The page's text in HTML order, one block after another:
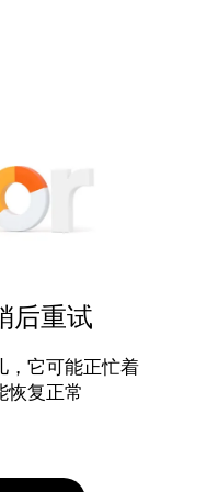
后重试
，它可能正忙着
恢复正常